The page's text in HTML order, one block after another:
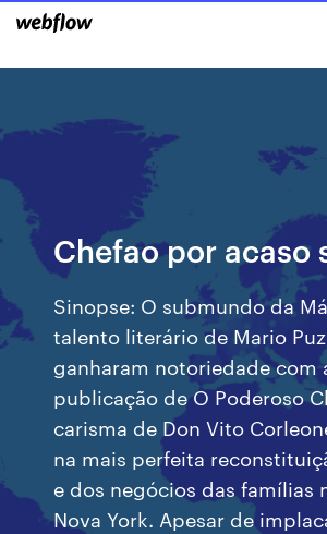
Chefao por acaso
Sinopse: O submundo da
talento literário de Mario
ganharam notoriedade com
publicação de O Poderoso
carisma de Don Vito
na mais perfeita
e dos negócios das famílias
Nova York. Apesar de